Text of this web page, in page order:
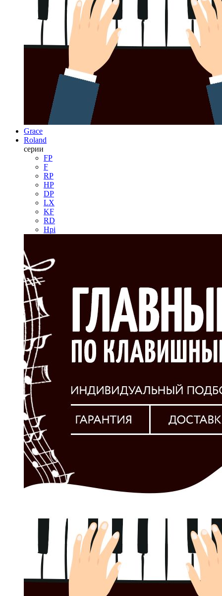
Grace
Roland
серии
FP
F
RP
HP
DP
LX
KF
RD
Hpi